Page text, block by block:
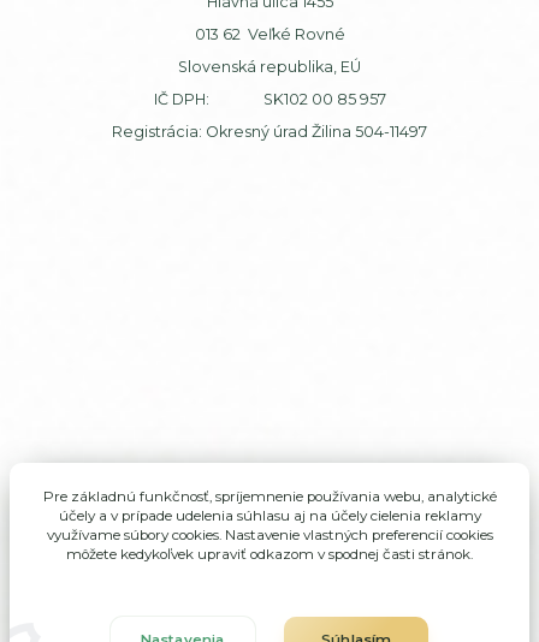
013 62 Veľké Rovné
Slovenská republika, EÚ
IČ DPH: SK102 00 85 957
Registrácia: Okresný úrad Žilina 504-11497
Pre základnú funkčnosť, spríjemnenie používania webu, analytické
účely a v prípade udelenia súhlasu aj na účely cielenia reklamy
využívame súbory cookies. Nastavenie vlastných preferencií cookies
môžete kedykoľvek upraviť odkazom v spodnej časti stránok.